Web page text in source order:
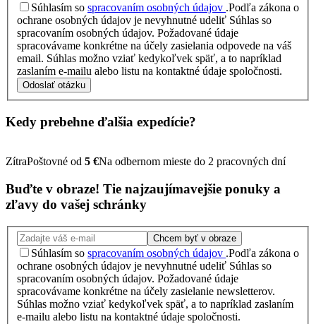
Súhlasím so spracovaním osobných údajov .Podľa zákona o
ochrane osobných údajov je nevyhnutné udeliť Súhlas so
spracovaním osobných údajov. Požadované údaje
spracovávame konkrétne na účely zasielania odpovede na váš
email. Súhlas možno vziať kedykoľvek späť, a to napríklad
zaslaním e-mailu alebo listu na kontaktné údaje spoločnosti.
Odoslať otázku
Kedy prebehne ďalšia expedície?
ZítraPoštovné od 5 €Na odbernom mieste do 2 pracovných dní
Buďte v obraze! Tie najzaujímavejšie ponuky a
zľavy do vašej schránky
Chcem byť v obraze
Súhlasím so spracovaním osobných údajov .Podľa zákona o
ochrane osobných údajov je nevyhnutné udeliť Súhlas so
spracovaním osobných údajov. Požadované údaje
spracovávame konkrétne na účely zasielanie newsletterov.
Súhlas možno vziať kedykoľvek späť, a to napríklad zaslaním
e-mailu alebo listu na kontaktné údaje spoločnosti.